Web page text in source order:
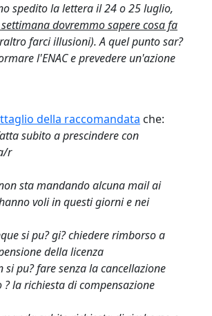
spedito la lettera il 24 o 25 luglio,
dovremmo sapere cosa fa
farci illusioni). A quel punto sar?
l'ENAC e prevedere un'azione
della raccomandata che:
subito a prescindere con
r
sta mandando alcuna mail ai
voli in questi giorni e nei
si pu? gi? chiedere rimborso a
della licenza
si pu? fare senza la cancellazione
? la richiesta di compensazione